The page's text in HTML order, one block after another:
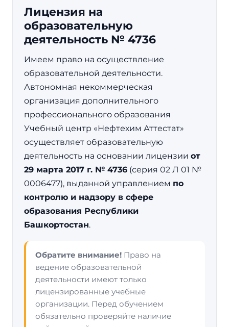
Лицензия на
образовательную
деятельность № 4736
Имеем право на осуществление
образовательной деятельности.
Автономная некоммерческая
организация дополнительного
профессионального образования
Учебный центр «Нефтехим Аттестат»
осуществляет образовательную
деятельность на основании лицензии от
29 марта 2017 г. № 4736 (серия 02 Л 01 №
0006477), выданной управлением по
контролю и надзору в сфере
образования Республики
Башкортостан.
Обратите внимание! Право на
ведение образовательной
деятельности имеют только
лицензированные учебные
организации. Перед обучением
обязательно проверяйте наличие